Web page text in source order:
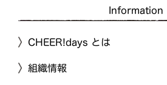
Information
CHEER!days とは
組織情報